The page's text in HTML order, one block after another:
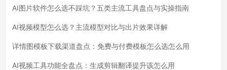
AI图片软件怎么选不踩坑？五类主流工具盘点与实操指南
AI视频模型怎么选？主流模型对比与出片效果详解
详情图模板下载渠道盘点：免费与付费模板怎么选怎么用
AI视频工具功能全盘点：生成剪辑翻译提升该怎么用